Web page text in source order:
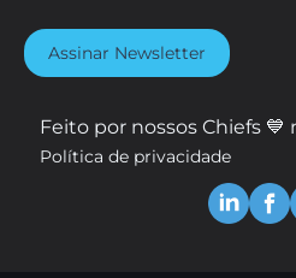
Assinar Newsletter
Feito por nossos Chiefs 💙
Política de privacidade